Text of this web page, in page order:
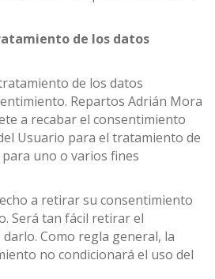
de los datos
de los datos
Repartos Adrián Mora
a recabar el consentimiento
Usuario para el tratamiento de
uno o varios fines
a retirar su consentimiento
Será tan fácil retirar el
Como regla general, la
no condicionará el uso del